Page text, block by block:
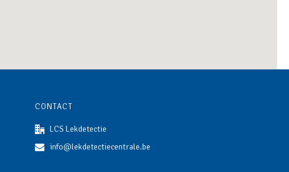
CONTACT
LCS Lekdetectie
info@lekdetectiecentrale.be